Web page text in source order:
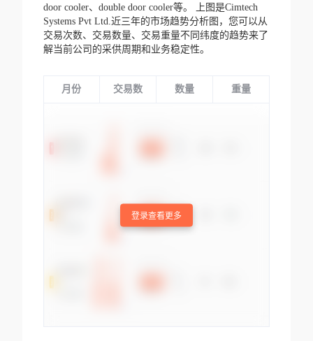
door cooler、double door cooler等。
上图是Cimtech
Systems Pvt Ltd.近三年的市场趋势分析图，您可以从
交易次数、交易数量、交易重量不同纬度的趋势来了
解当前公司的采供周期和业务稳定性。
月份 交易数 数量 重量
登录查看更多